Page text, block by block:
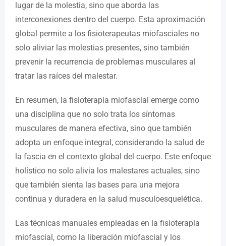
lugar de la molestia, sino que aborda las
interconexiones dentro del cuerpo. Esta aproximación
global permite a los fisioterapeutas miofasciales no
solo aliviar las molestias presentes, sino también
prevenir la recurrencia de problemas musculares al
tratar las raíces del malestar.
En resumen, la fisioterapia miofascial emerge como
una disciplina que no solo trata los síntomas
musculares de manera efectiva, sino que también
adopta un enfoque integral, considerando la salud de
la fascia en el contexto global del cuerpo. Este enfoque
holístico no solo alivia los malestares actuales, sino
que también sienta las bases para una mejora
continua y duradera en la salud musculoesquelética.
Las técnicas manuales empleadas en la fisioterapia
miofascial, como la liberación miofascial y los